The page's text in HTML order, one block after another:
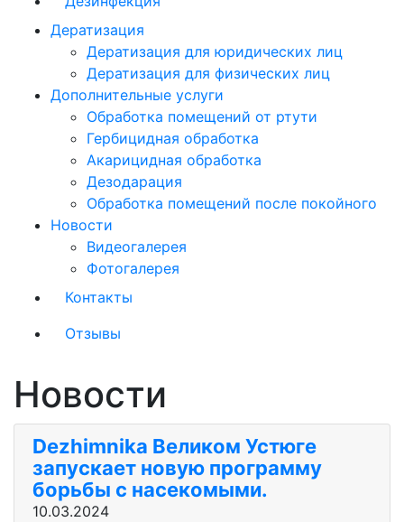
Дератизация
Дератизация для юридических лиц
Дератизация для физических лиц
Дополнительные услуги
Обработка помещений от ртути
Гербицидная обработка
Акарицидная обработка
Дезодарация
Обработка помещений после покойного
Новости
Видеогалерея
Фотогалерея
Контакты
Отзывы
Новости
Dezhimnika Великом Устюге
запускает новую программу
борьбы с насекомыми.
10.03.2024